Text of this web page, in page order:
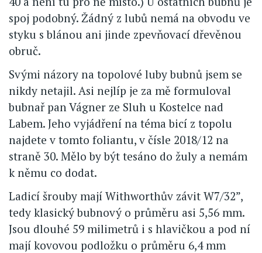
spoj podobný. Žádný z lubů nemá na obvodu ve
styku s blánou ani jinde zpevňovací dřevěnou
obruč.
Svými názory na topolové luby bubnů jsem se
nikdy netajil. Asi nejlíp je za mě formuloval
bubnař pan Vágner ze Sluh u Kostelce nad
Labem. Jeho vyjádření na téma bicí z topolu
najdete v tomto foliantu, v čísle 2018/12 na
straně 30. Mělo by být tesáno do žuly a nemám
k němu co dodat.
Ladicí šrouby mají Withworthův závit W7/32”,
tedy klasický bubnový o průměru asi 5,56 mm.
Jsou dlouhé 59 milimetrů i s hlavičkou a pod ní
mají kovovou podložku o průměru 6,4 mm